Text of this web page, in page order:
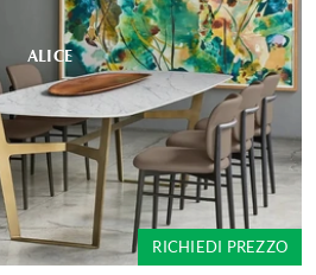
ALICE
RICHIEDI PREZZO